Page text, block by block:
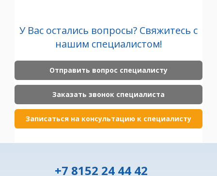
У Вас остались вопросы? Свяжитесь с
нашим специалистом!
Отправить вопрос специалисту
Заказать звонок специалиста
Записаться на консультацию к специалисту
+7 8152 24 44 42